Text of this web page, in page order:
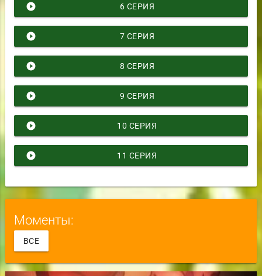
play_circle_filled 6 СЕРИЯ
play_circle_filled 7 СЕРИЯ
play_circle_filled 8 СЕРИЯ
play_circle_filled 9 СЕРИЯ
play_circle_filled 10 СЕРИЯ
play_circle_filled 11 СЕРИЯ
Моменты:
ВСЕ